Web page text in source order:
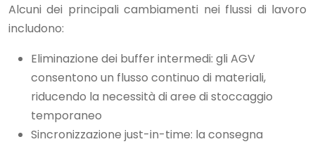
Alcuni dei principali cambiamenti nei flussi di lavoro
includono:
Eliminazione dei buffer intermedi: gli AGV
consentono un flusso continuo di materiali,
riducendo la necessità di aree di stoccaggio
temporaneo
Sincronizzazione just-in-time: la consegna